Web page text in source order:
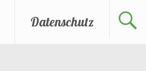
Datenschutz